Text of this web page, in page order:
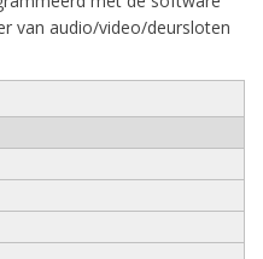
van audio/video/deursloten